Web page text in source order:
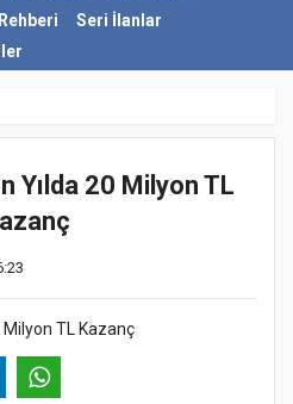
Seri İlanlar
Yılda 20 Milyon TL